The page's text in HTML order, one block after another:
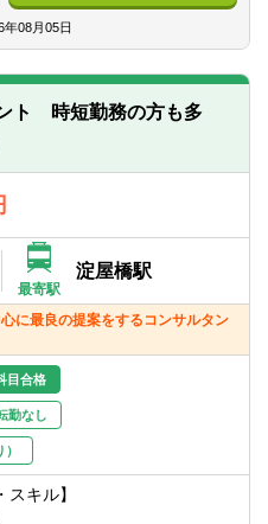
ション力
び提案力をお持ちの方
な方
とする税務コンサルや財産保
関するコンサルティング、国際
書等作成
タックス税理士法人
税理士法人について】
理士法人（税務カンパニー）
古屋・大阪・静岡・仙台に拠
約90名のカンパニーです。
継、相続対策、国際税務等の
ります。
年08月05日
ト 時短勤務の方も多
最寄駅
淀屋橋駅
に最良の提案をするコンサルタン
目合格
勤なし
スキル】